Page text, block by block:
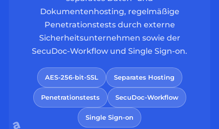
Dokumentenhosting, regelmäßige
Penetrationstests durch externe
Sicherheitsunternehmen sowie der
SecuDoc-Workflow und Single Sign-on.
AES-256-bit-SSL Separates Hosting
Penetrationstests SecuDoc-Workflow
Single Sign-on